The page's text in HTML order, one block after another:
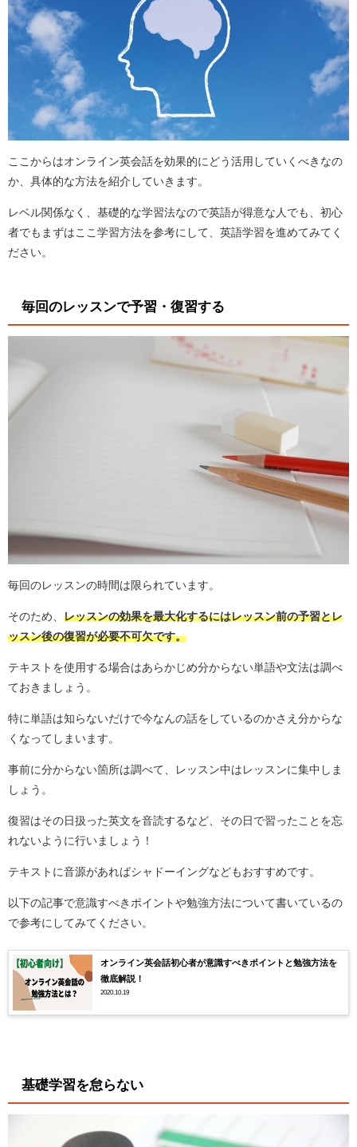
ここからはオンライン英会話を効果的にどう活用していくべきなの
か、具体的な方法を紹介していきます。
レベル関係なく、基礎的な学習法なので英語が得意な人でも、初心
者でもまずはここ学習方法を参考にして、英語学習を進めてみてく
ださい。
毎回のレッスンで予習・復習する
毎回のレッスンの時間は限られています。
そのため、 レッスンの効果を最大化するにはレッスン前の予習とレ
ッスン後の復習が必要不可欠です。
テキストを使用する場合はあらかじめ分からない単語や文法は調べ
ておきましょう。
特に単語は知らないだけで今なんの話をしているのかさえ分からな
くなってしまいます。
事前に分からない箇所は調べて、レッスン中はレッスンに集中しま
しょう。
復習はその日扱った英文を音読するなど、その日で習ったことを忘
れないように行いましょう！
テキストに音源があればシャドーイングなどもおすすめです。
以下の記事で意識すべきポイントや勉強方法について書いているの
で参考にしてみてください。
オンライン英会話初心者が意識すべきポイントと勉強方法を
徹底解説！
2020.10.19
基礎学習を怠らない